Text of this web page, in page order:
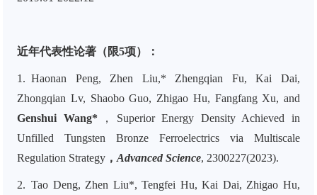
近年代表性论著（限5项）：
1. Haonan Peng, Zhen Liu,* Zhengqian Fu, Kai Dai,
Zhongqian Lv, Shaobo Guo, Zhigao Hu, Fangfang Xu, and
Genshui Wang* ，Superior Energy Density Achieved in
Unfilled Tungsten Bronze Ferroelectrics via Multiscale
Regulation Strategy ， Advanced Science, 2300227(2023).
2. Tao Deng, Zhen Liu*, Tengfei Hu, Kai Dai, Zhigao Hu,